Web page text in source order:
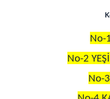
No-
No-2
No-